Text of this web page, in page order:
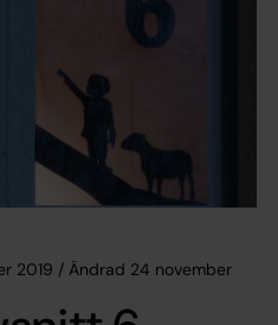
2019 / Ändrad 24 november